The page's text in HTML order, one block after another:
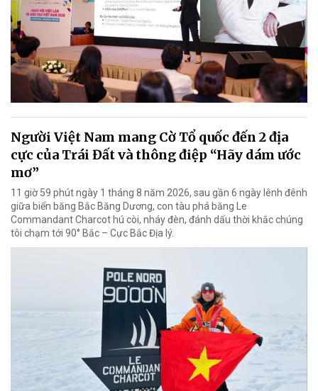
Người Việt Nam mang Cờ Tổ quốc đến 2 địa
cực của Trái Đất và thông điệp “Hãy dám ước
mơ”
11 giờ 59 phút ngày 1 tháng 8 năm 2026, sau gần 6 ngày lênh đênh
giữa biển băng Bắc Băng Dương, con tàu phá băng Le
Commandant Charcot hú còi, nháy đèn, đánh dấu thời khắc chúng
tôi chạm tới 90° Bắc – Cực Bắc Địa lý.